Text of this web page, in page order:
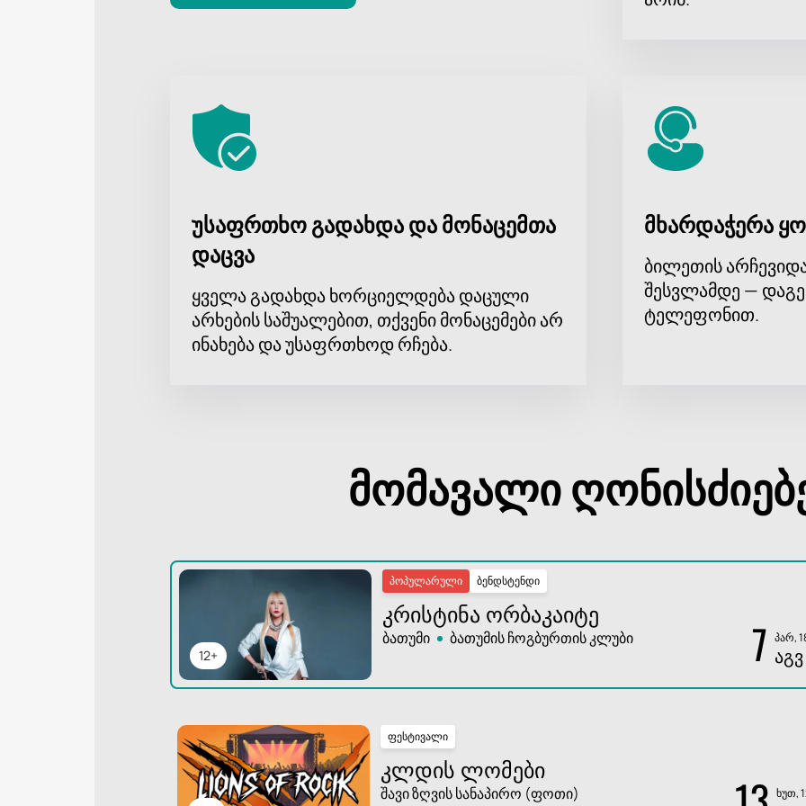
უსაფრთხო გადახდა და მონაცემთა
დაცვა
ყველა გადახდა ხორციელდება დაცული
არხების საშუალებით, თქვენი მონაცემები არ
ინახება და უსაფრთხოდ რჩება.
მხარდაჭერა
ბილეთის
შესვლამდე —
ტელეფონით.
მომავალი
12+
ბენდსტენდი
პოპულარული
ᲙᲠᲘᲡᲢᲘᲜᲐ ᲝᲠᲑᲐᲙᲐᲘᲢᲔ
ბათუმი ბათუმის ჩოგბურთის კლუბი 7 პარ,
ᲐᲒᲕ
ფესტივალი
ᲙᲚᲓᲘᲡ ᲚᲝᲛᲔᲑᲘ
შავი ზღვის სანაპირო (ფოთი) ხუთ,